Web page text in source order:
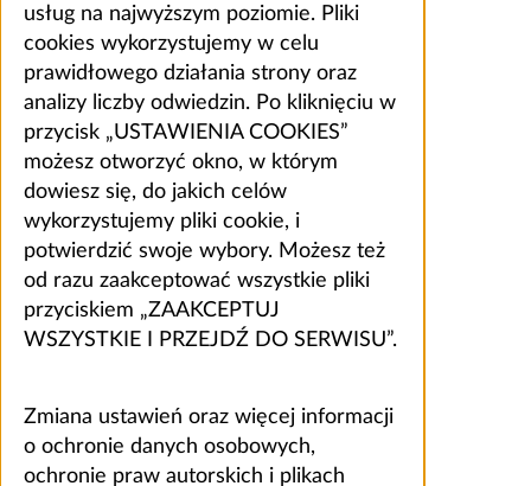
usług na najwyższym poziomie. Pliki
cookies wykorzystujemy w celu
prawidłowego działania strony oraz
analizy liczby odwiedzin. Po kliknięciu w
przycisk „USTAWIENIA COOKIES”
możesz otworzyć okno, w którym
dowiesz się, do jakich celów
wykorzystujemy pliki cookie, i
potwierdzić swoje wybory. Możesz też
od razu zaakceptować wszystkie pliki
przyciskiem „ZAAKCEPTUJ
WSZYSTKIE I PRZEJDŹ DO SERWISU”.
Zmiana ustawień oraz więcej informacji
o ochronie danych osobowych,
ochronie praw autorskich i plikach